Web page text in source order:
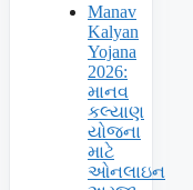
Manav
Kalyan
Yojana
2026:
માનવ
કલ્યાણ
યોજના
માટે
ઓનલાઇન